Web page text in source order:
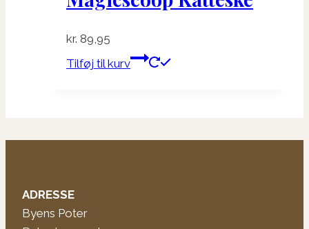
kr. 89,95
Tilføj til kurv
ADRESSE
Byens Poter